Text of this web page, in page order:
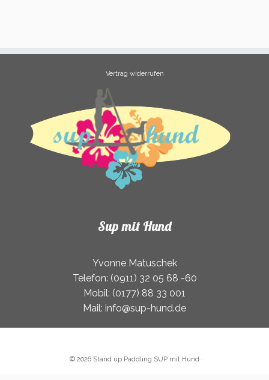
Optionen
der
Produktseite
gewählt
werden
Vertrag widerrufen
Sup mit Hund
Yvonne Matuschek
Telefon: (0911) 32 05 68 -60
Mobil: (0177) 88 33 001
Mail: info@sup-hund.de
· © 2026 Stand up Paddling SUP mit Hund ·